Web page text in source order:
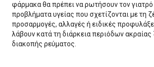
φάρμακα θα πρέπει να ρωτήσουν τον γιατρό
προβλήματα υγείας που σχετίζονται με τη
προσαρμογές, αλλαγές ή ειδικές
λάβουν κατά τη διάρκεια περιόδων ακραίας
διακοπής ρεύματος.